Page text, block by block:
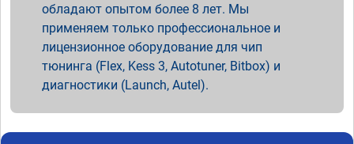
обладают опытом более 8 лет. Мы
применяем только профессиональное и
лицензионное оборудование для чип
тюнинга (Flex, Kess 3, Autotuner, Bitbox) и
диагностики (Launch, Autel).